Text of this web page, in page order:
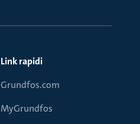
Link rapidi
Grundfos.com
MyGrundfos